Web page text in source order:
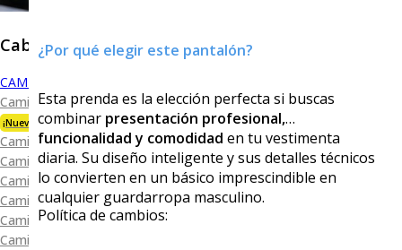
Caballero
CAMISAS
Camisa Premium Bambú
¡Nueva Colección!
Camisa Blanca
Camisa Performance
Camisa Piqué
Camisa Oxford
Camisa Lisa y Textura
Camisa Diseño
¿Por qué elegir este pantalón?
Esta prenda es la elección perfecta si buscas
combinar presentación profesional,
funcionalidad y comodidad en tu vestimenta
diaria. Su diseño inteligente y sus detalles técnicos
lo convierten en un básico imprescindible en
cualquier guardarropa masculino.
Política de cambios: